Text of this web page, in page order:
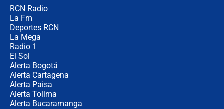
RCN Radio
La Fm
Deportes RCN
La Mega
Radio 1
El Sol
Alerta Bogotá
Alerta Cartagena
Alerta Paisa
Alerta Tolima
Alerta Bucaramanga